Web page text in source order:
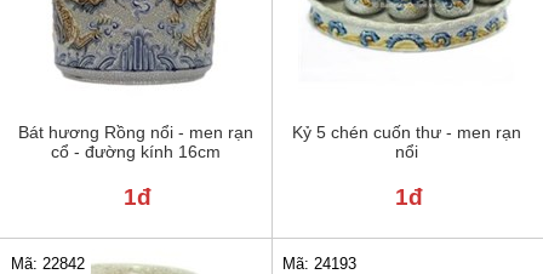
Bát hương Rồng nổi - men rạn
cổ - đường kính 16cm
1đ
Kỷ 5 chén cuốn thư - men rạn
nổi
1đ
Mã: 22842 Mã: 24193